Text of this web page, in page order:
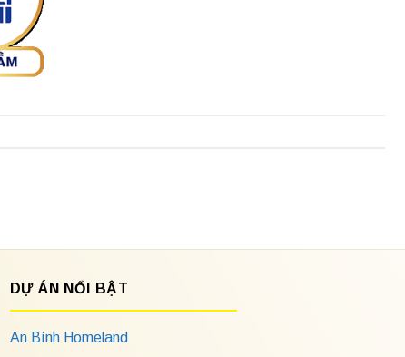
DỰ ÁN NỔI BẬT
An Bình Homeland